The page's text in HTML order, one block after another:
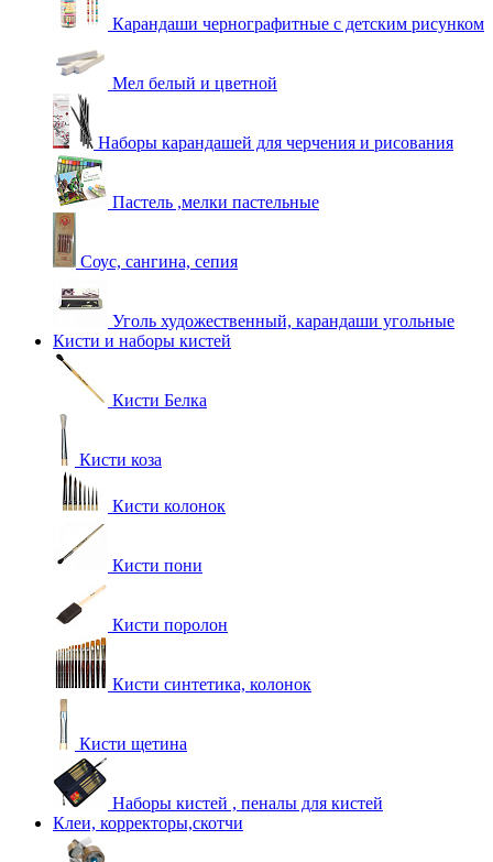
Карандаши чернографитные с детским рисунком
Мел белый и цветной
Наборы карандашей для черчения и рисования
Пастель ,мелки пастельные
Соус, сангина, сепия
Уголь художественный, карандаши угольные
Кисти и наборы кистей
Кисти Белка
Кисти коза
Кисти колонок
Кисти пони
Кисти поролон
Кисти синтетика, колонок
Кисти щетина
Наборы кистей , пеналы для кистей
Клеи, корректоры,скотчи